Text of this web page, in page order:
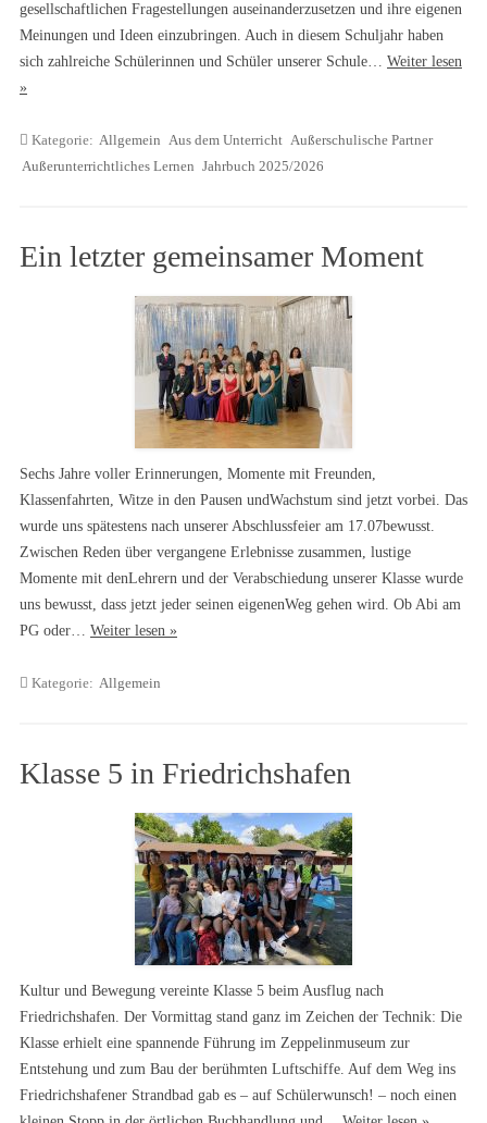
gesellschaftlichen Fragestellungen auseinanderzusetzen und ihre eigenen
Meinungen und Ideen einzubringen. Auch in diesem Schuljahr haben
sich zahlreiche Schülerinnen und Schüler unserer Schule… Weiter lesen
»
Kategorie: Allgemein Aus dem Unterricht Außerschulische Partner
Außerunterrichtliches Lernen Jahrbuch 2025/2026
Ein letzter gemeinsamer Moment
Sechs Jahre voller Erinnerungen, Momente mit Freunden,
Klassenfahrten, Witze in den Pausen undWachstum sind jetzt vorbei. Das
wurde uns spätestens nach unserer Abschlussfeier am 17.07bewusst.
Zwischen Reden über vergangene Erlebnisse zusammen, lustige
Momente mit denLehrern und der Verabschiedung unserer Klasse wurde
uns bewusst, dass jetzt jeder seinen eigenenWeg gehen wird. Ob Abi am
PG oder… Weiter lesen »
Kategorie: Allgemein
Klasse 5 in Friedrichshafen
Kultur und Bewegung vereinte Klasse 5 beim Ausflug nach
Friedrichshafen. Der Vormittag stand ganz im Zeichen der Technik: Die
Klasse erhielt eine spannende Führung im Zeppelinmuseum zur
Entstehung und zum Bau der berühmten Luftschiffe. Auf dem Weg ins
Friedrichshafener Strandbad gab es – auf Schülerwunsch! – noch einen